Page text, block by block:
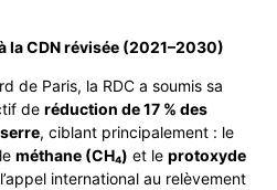
la CDN révisée (2021–2030)
de Paris, la RDC a soumis sa
de réduction de 17 % des
, ciblant principalement : le
méthane (CH₄) et le protoxyde
international au relèvement